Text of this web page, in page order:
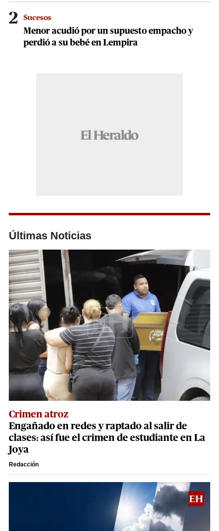
2 Sucesos
Menor acudió por un supuesto empacho y
perdió a su bebé en Lempira
Últimas Noticias
Crimen atroz
Engañado en redes y raptado al salir de
clases: así fue el crimen de estudiante en La
Joya
Redacción